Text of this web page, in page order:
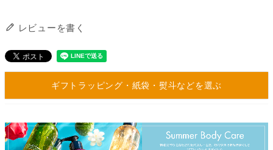
レビューを書く
ギフトラッピング・紙袋・熨斗などを選ぶ